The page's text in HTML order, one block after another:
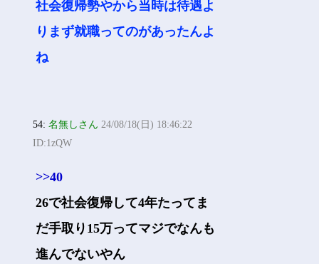
社会復帰勢やから当時は待遇よ
りまず就職ってのがあったんよ
ね
54:名無しさん 24/08/18(日) 18:46:22
ID:1zQW
>>40
26で社会復帰して4年たってま
だ手取り15万ってマジでなんも
進んでないやん